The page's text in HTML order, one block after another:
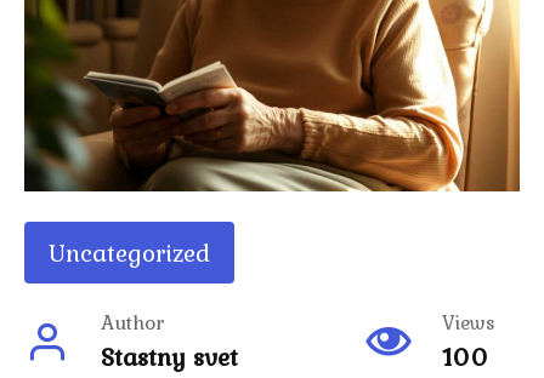
Uncategorized
Author
Stastny svet
Views
100